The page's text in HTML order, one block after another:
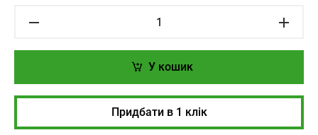
У кошик
Придбати в 1 клік